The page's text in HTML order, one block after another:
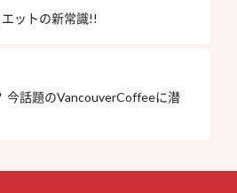
ットの新常識!!
今話題のVancouverCoffeeに潜